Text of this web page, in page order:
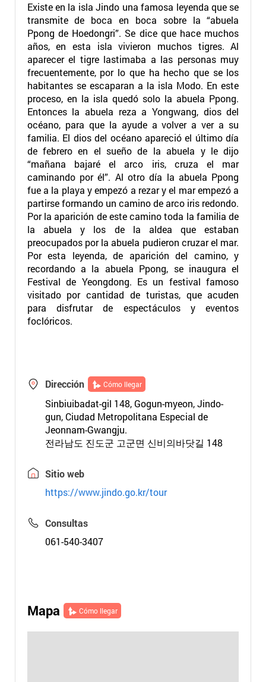
Existe en la isla Jindo una famosa leyenda que se
transmite de boca en boca sobre la “abuela
Ppong de Hoedongri”. Se dice que hace muchos
años, en esta isla vivieron muchos tigres. Al
aparecer el tigre lastimaba a las personas muy
frecuentemente, por lo que ha hecho que se los
habitantes se escaparan a la isla Modo. En este
proceso, en la isla quedó solo la abuela Ppong.
Entonces la abuela reza a Yongwang, dios del
océano, para que la ayude a volver a ver a su
familia. El dios del océano apareció el último día
de febrero en el sueño de la abuela y le dijo
“mañana bajaré el arco iris, cruza el mar
caminando por él”. Al otro día la abuela Ppong
fue a la playa y empezó a rezar y el mar empezó a
partirse formando un camino de arco iris redondo.
Por la aparición de este camino toda la familia de
la abuela y los de la aldea que estaban
preocupados por la abuela pudieron cruzar el mar.
Por esta leyenda, de aparición del camino, y
recordando a la abuela Ppong, se inaugura el
Festival de Yeongdong. Es un festival famoso
visitado por cantidad de turistas, que acuden
para disfrutar de espectáculos y eventos
foclóricos.
Dirección Cómo llegar
Sinbiuibadat-gil 148, Gogun-myeon, Jindo-
gun, Ciudad Metropolitana Especial de
Jeonnam-Gwangju.
전라남도 진도군 고군면 신비의바닷길 148
Sitio web
https://www.jindo.go.kr/tour
Consultas
061-540-3407
Mapa Cómo llegar